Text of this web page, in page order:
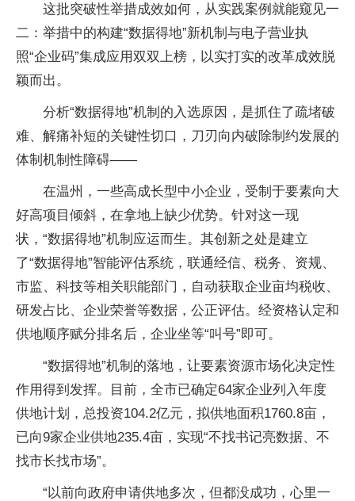
这批突破性举措成效如何，从实践案例就能窥见一
二：举措中的构建“数据得地”新机制与电子营业执
照“企业码”集成应用双双上榜，以实打实的改革成效脱
颖而出。
分析“数据得地”机制的入选原因，是抓住了疏堵破
难、解痛补短的关键性切口，刀刃向内破除制约发展的
体制机制性障碍——
在温州，一些高成长型中小企业，受制于要素向大
好高项目倾斜，在拿地上缺少优势。针对这一现
状，“数据得地”机制应运而生。其创新之处是建立
了“数据得地”智能评估系统，联通经信、税务、资规、
市监、科技等相关职能部门，自动获取企业亩均税收、
研发占比、企业荣誉等数据，公正评估。经资格认定和
供地顺序赋分排名后，企业坐等“叫号”即可。
“数据得地”机制的落地，让要素资源市场化决定性
作用得到发挥。目前，全市已确定64家企业列入年度
供地计划，总投资104.2亿元，拟供地面积1760.8亩，
已向9家企业供地235.4亩，实现“不找书记亮数据、不
找市长找市场”。
“以前向政府申请供地多次，但都没成功，心里一